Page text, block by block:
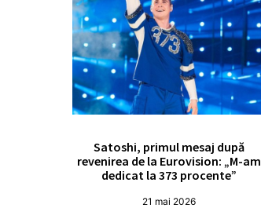
Satoshi, primul mesaj după
revenirea de la Eurovision: „M-am
dedicat la 373 procente”
21 mai 2026